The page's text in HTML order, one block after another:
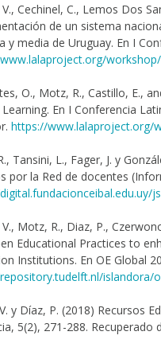
Cechinel, C., Lemos Dos
de un sistema
y media de Uruguay. En I
O., Motz, R., Castillo, E.,
En I Conferencia
https://www.lalaproject.org/
Tansini, L., Fager, J. y
por la Red de docentes
Motz, R., Diaz, P.,
Educational Practices to
Institutions. En OE Global
islandora/
y Díaz, P. (2018) Recursos
5(2), 271-288. Recuperado